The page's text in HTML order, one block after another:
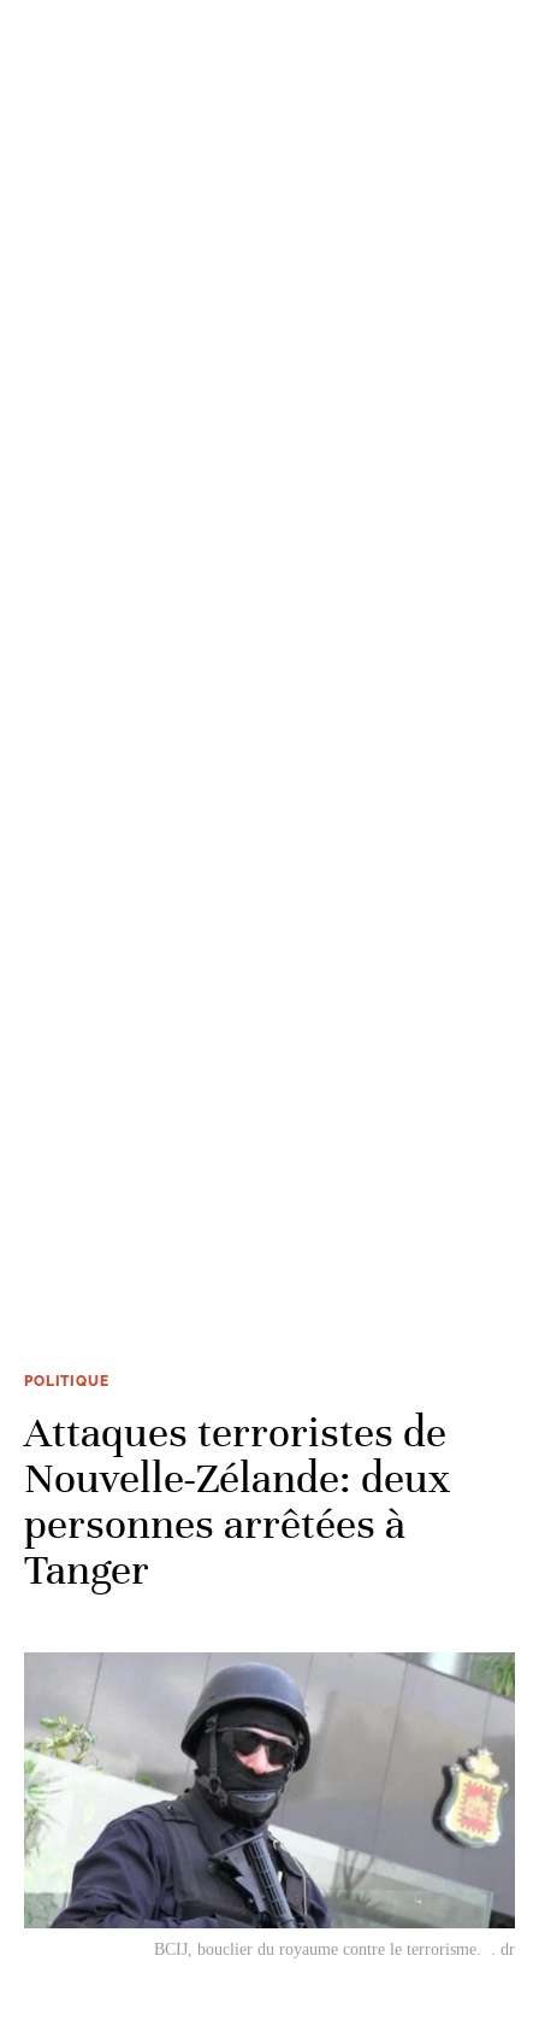
POLITIQUE
Attaques terroristes de
Nouvelle-Zélande: deux
personnes arrêtées à
Tanger
BCIJ, bouclier du royaume contre le terrorisme. . dr